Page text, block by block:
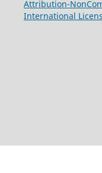
Attribution-
International